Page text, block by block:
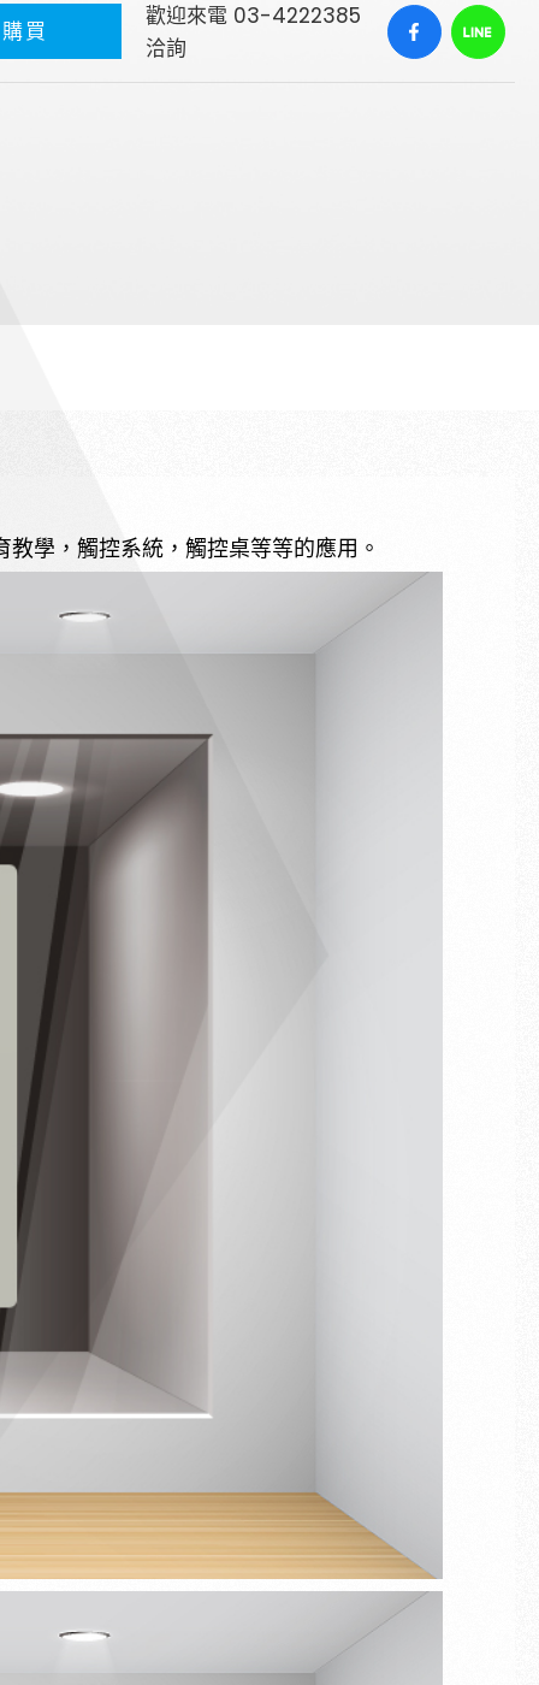
買
歡迎來電 03-4222385
洽詢
學，觸控系統，觸控桌等等的應用。